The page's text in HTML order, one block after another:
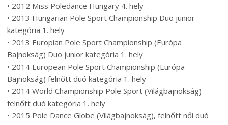
• 2012 Miss Poledance Hungary 4. hely
• 2013 Hungarian Pole Sport Championship Duo junior
kategória 1. hely
• 2013 Europian Pole Sport Championship (Európa
Bajnokság) Duo junior kategória 1. hely
• 2014 European Pole Sport Championship (Európa
Bajnokság) felnőtt duó kategória 1. hely
• 2014 World Championship Pole Sport (Világbajnokság)
felnőtt duó kategória 1. hely
• 2015 Pole Dance Globe (Világbajnokság), felnőtt női duó